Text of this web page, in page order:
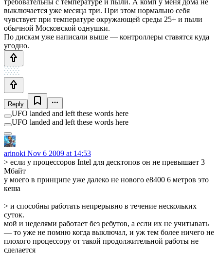
выключается уже месяца три. При этом нормально себя
чувствует при температуре окружающей среды 25+ и пыли
обычной Московской однушки.
По дискам уже написали выше — контроллеры ставятся куда
угодно.
Reply
UFO landed and left these words here
UFO landed and left these words here
arinoki Nov 6 2009 at 14:53
> если у процессоров Intel для десктопов он не превышает 3
Мбайт
у моего в принципе уже далеко не нового e8400 6 метров это
кеша
> и способны работать непрерывно в течение нескольких
суток.
мой и неделями работает без ребутов, а если их не учитывать
— то уже не помню когда выключал, и уж тем более ничего не
плохого процессору от такой продолжительной работы не
сделается